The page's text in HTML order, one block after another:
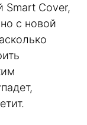
Smart Cover,
с новой